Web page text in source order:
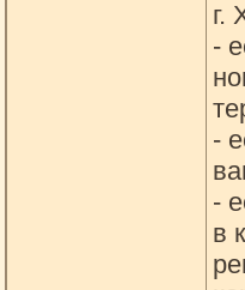
г.
-
-
-
в